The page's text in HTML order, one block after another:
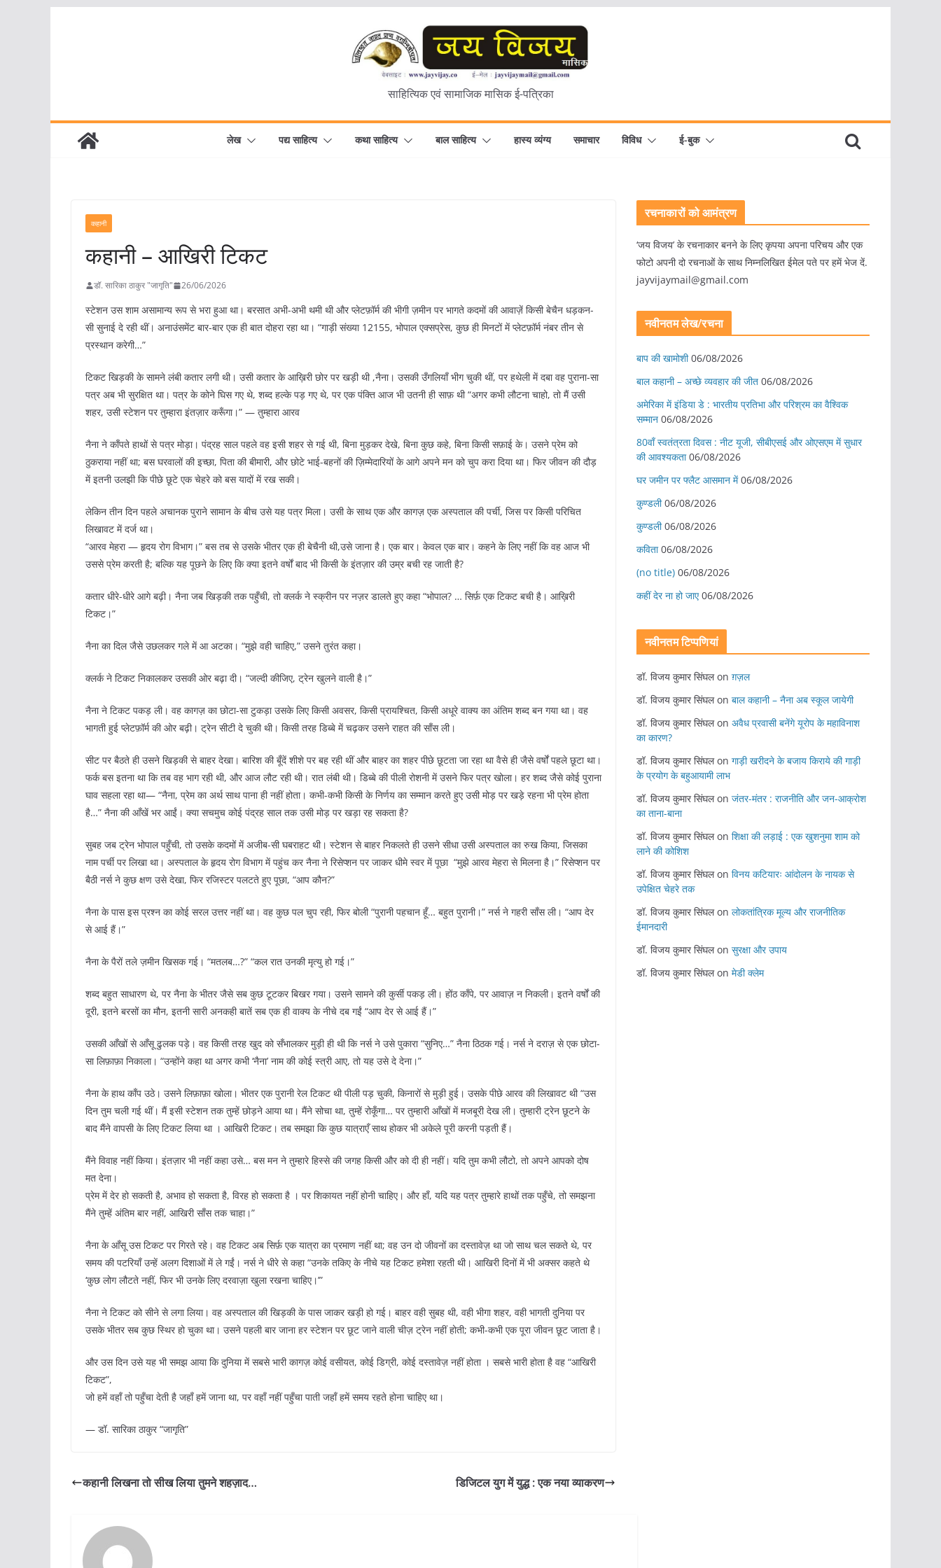
साहित्यिक एवं सामाजिक मासिक ई-पत्रिका
लेख पद्य साहित्य कथा साहित्य बाल साहित्य हास्य व्यंग्य समाचार विविध ई-बुक
कहानी
कहानी – आखिरी टिकट
डॉ. सारिका ठाकुर "जागृति" 26/06/2026
स्टेशन उस शाम असामान्य रूप से भरा हुआ था। बरसात अभी-अभी थमी थी और प्लेटफ़ॉर्म की भीगी ज़मीन पर भागते कदमों की आवाज़ें किसी बेचैन धड़कन-
सी सुनाई दे रही थीं। अनाउंसमेंट बार-बार एक ही बात दोहरा रहा था। “गाड़ी संख्या 12155, भोपाल एक्सप्रेस, कुछ ही मिनटों में प्लेटफ़ॉर्म नंबर तीन से
प्रस्थान करेगी…”
टिकट खिड़की के सामने लंबी कतार लगी थी। उसी कतार के आख़िरी छोर पर खड़ी थी ,नैना। उसकी उँगलियाँ भीग चुकी थीं, पर हथेली में दबा वह पुराना-सा
पत्र अब भी सुरक्षित था। पत्र के कोने घिस गए थे, शब्द हल्के पड़ गए थे, पर एक पंक्ति आज भी उतनी ही साफ़ थी “अगर कभी लौटना चाहो, तो मैं उसी
शहर, उसी स्टेशन पर तुम्हारा इंतज़ार करूँगा।” — तुम्हारा आरव
नैना ने काँपते हाथों से पत्र मोड़ा। पंद्रह साल पहले वह इसी शहर से गई थी, बिना मुड़कर देखे, बिना कुछ कहे, बिना किसी सफ़ाई के। उसने प्रेम को
ठुकराया नहीं था; बस घरवालों की इच्छा, पिता की बीमारी, और छोटे भाई-बहनों की ज़िम्मेदारियों के आगे अपने मन को चुप करा दिया था। फिर जीवन की दौड़
में इतनी उलझी कि पीछे छूटे एक चेहरे को बस यादों में रख सकी।
लेकिन तीन दिन पहले अचानक पुराने सामान के बीच उसे यह पत्र मिला। उसी के साथ एक और कागज़ एक अस्पताल की पर्ची, जिस पर किसी परिचित
लिखावट में दर्ज था।
“आरव मेहरा — हृदय रोग विभाग।” बस तब से उसके भीतर एक ही बेचैनी थी,उसे जाना है। एक बार। केवल एक बार। कहने के लिए नहीं कि वह आज भी
उससे प्रेम करती है; बल्कि यह पूछने के लिए कि क्या इतने वर्षों बाद भी किसी के इंतज़ार की उम्र बची रह जाती है?
कतार धीरे-धीरे आगे बढ़ी। नैना जब खिड़की तक पहुँची, तो क्लर्क ने स्क्रीन पर नज़र डालते हुए कहा “भोपाल? … सिर्फ़ एक टिकट बची है। आख़िरी
टिकट।”
नैना का दिल जैसे उछलकर गले में आ अटका। “मुझे वही चाहिए,” उसने तुरंत कहा।
क्लर्क ने टिकट निकालकर उसकी ओर बढ़ा दी। “जल्दी कीजिए, ट्रेन खुलने वाली है।”
नैना ने टिकट पकड़ ली। वह कागज़ का छोटा-सा टुकड़ा उसके लिए किसी अवसर, किसी प्रायश्चित, किसी अधूरे वाक्य का अंतिम शब्द बन गया था। वह
भागती हुई प्लेटफ़ॉर्म की ओर बढ़ी। ट्रेन सीटी दे चुकी थी। किसी तरह डिब्बे में चढ़कर उसने राहत की साँस ली।
सीट पर बैठते ही उसने खिड़की से बाहर देखा। बारिश की बूँदें शीशे पर बह रही थीं और बाहर का शहर पीछे छूटता जा रहा था वैसे ही जैसे वर्षों पहले छूटा था।
फर्क बस इतना था कि तब वह भाग रही थी, और आज लौट रही थी। रात लंबी थी। डिब्बे की पीली रोशनी में उसने फिर पत्र खोला। हर शब्द जैसे कोई पुराना
घाव सहला रहा था— “नैना, प्रेम का अर्थ साथ पाना ही नहीं होता। कभी-कभी किसी के निर्णय का सम्मान करते हुए उसी मोड़ पर खड़े रहना भी प्रेम होता
है…” नैना की आँखें भर आईं। क्या सचमुच कोई पंद्रह साल तक उसी मोड़ पर खड़ा रह सकता है?
सुबह जब ट्रेन भोपाल पहुँची, तो उसके कदमों में अजीब-सी घबराहट थी। स्टेशन से बाहर निकलते ही उसने सीधा उसी अस्पताल का रुख किया, जिसका
नाम पर्ची पर लिखा था। अस्पताल के हृदय रोग विभाग में पहुंच कर नैना ने रिसेप्शन पर जाकर धीमे स्वर में पूछा “मुझे आरव मेहरा से मिलना है।” रिसेप्शन पर
बैठी नर्स ने कुछ क्षण उसे देखा, फिर रजिस्टर पलटते हुए पूछा, “आप कौन?”
नैना के पास इस प्रश्न का कोई सरल उत्तर नहीं था। वह कुछ पल चुप रही, फिर बोली “पुरानी पहचान हूँ… बहुत पुरानी।” नर्स ने गहरी साँस ली। “आप देर
से आई हैं।”
नैना के पैरों तले ज़मीन खिसक गई। “मतलब…?” “कल रात उनकी मृत्यु हो गई।”
शब्द बहुत साधारण थे, पर नैना के भीतर जैसे सब कुछ टूटकर बिखर गया। उसने सामने की कुर्सी पकड़ ली। होंठ काँपे, पर आवाज़ न निकली। इतने वर्षों की
दूरी, इतने बरसों का मौन, इतनी सारी अनकही बातें सब एक ही वाक्य के नीचे दब गईं “आप देर से आई हैं।”
उसकी आँखों से आँसू ढुलक पड़े। वह किसी तरह खुद को सँभालकर मुड़ी ही थी कि नर्स ने उसे पुकारा “सुनिए…” नैना ठिठक गई। नर्स ने दराज़ से एक छोटा-
सा लिफ़ाफ़ा निकाला। “उन्होंने कहा था अगर कभी ‘नैना’ नाम की कोई स्त्री आए, तो यह उसे दे देना।”
नैना के हाथ काँप उठे। उसने लिफ़ाफ़ा खोला। भीतर एक पुरानी रेल टिकट थी पीली पड़ चुकी, किनारों से मुड़ी हुई। उसके पीछे आरव की लिखावट थी “उस
दिन तुम चली गई थीं। मैं इसी स्टेशन तक तुम्हें छोड़ने आया था। मैंने सोचा था, तुम्हें रोकूँगा… पर तुम्हारी आँखों में मजबूरी देख ली। तुम्हारी ट्रेन छूटने के
बाद मैंने वापसी के लिए टिकट लिया था । आखिरी टिकट। तब समझा कि कुछ यात्राएँ साथ होकर भी अकेले पूरी करनी पड़ती हैं।
मैंने विवाह नहीं किया। इंतज़ार भी नहीं कहा उसे… बस मन ने तुम्हारे हिस्से की जगह किसी और को दी ही नहीं। यदि तुम कभी लौटो, तो अपने आपको दोष
मत देना।
प्रेम में देर हो सकती है, अभाव हो सकता है, विरह हो सकता है । पर शिकायत नहीं होनी चाहिए। और हाँ, यदि यह पत्र तुम्हारे हाथों तक पहुँचे, तो समझना
मैंने तुम्हें अंतिम बार नहीं, आखिरी साँस तक चाहा।”
नैना के आँसू उस टिकट पर गिरते रहे। वह टिकट अब सिर्फ़ एक यात्रा का प्रमाण नहीं था; वह उन दो जीवनों का दस्तावेज़ था जो साथ चल सकते थे, पर
समय की पटरियाँ उन्हें अलग दिशाओं में ले गईं। नर्स ने धीरे से कहा “उनके तकिए के नीचे यह टिकट हमेशा रहती थी। आखिरी दिनों में भी अक्सर कहते थे
‘कुछ लोग लौटते नहीं, फिर भी उनके लिए दरवाज़ा खुला रखना चाहिए।’”
नैना ने टिकट को सीने से लगा लिया। वह अस्पताल की खिड़की के पास जाकर खड़ी हो गई। बाहर वही सुबह थी, वही भीगा शहर, वही भागती दुनिया पर
उसके भीतर सब कुछ स्थिर हो चुका था। उसने पहली बार जाना हर स्टेशन पर छूट जाने वाली चीज़ ट्रेन नहीं होती; कभी-कभी एक पूरा जीवन छूट जाता है।
और उस दिन उसे यह भी समझ आया कि दुनिया में सबसे भारी कागज़ कोई वसीयत, कोई डिग्री, कोई दस्तावेज़ नहीं होता । सबसे भारी होता है वह “आखिरी
टिकट”,
जो हमें वहाँ तो पहुँचा देती है जहाँ हमें जाना था, पर वहाँ नहीं पहुँचा पाती जहाँ हमें समय रहते होना चाहिए था।
— डॉ. सारिका ठाकुर “जागृति”
कहानी लिखना तो सीख लिया तुमने शहज़ाद… डिजिटल युग में युद्ध : एक नया व्याकरण
रचनाकारों को आमंत्रण
‘जय विजय’ के रचनाकार बनने के लिए कृपया अपना परिचय और एक
फोटो अपनी दो रचनाओं के साथ निम्नलिखित ईमेल पते पर हमें भेज दें.
jayvijaymail@gmail.com
नवीनतम लेख/रचना
बाप की खामोशी 06/08/2026
बाल कहानी – अच्छे व्यवहार की जीत 06/08/2026
अमेरिका में इंडिया डे : भारतीय प्रतिभा और परिश्रम का वैश्विक
सम्मान 06/08/2026
80वाँ स्वतंत्रता दिवस : नीट यूजी, सीबीएसई और ओएसएम में सुधार
की आवश्यकता 06/08/2026
घर जमीन पर फ्लैट आसमान में 06/08/2026
कुण्डली 06/08/2026
कुण्डली 06/08/2026
कविता 06/08/2026
(no title) 06/08/2026
कहीं देर ना हो जाए 06/08/2026
नवीनतम टिप्पणियां
डॉ. विजय कुमार सिंघलon ग़ज़ल
डॉ. विजय कुमार सिंघलon बाल कहानी – नैना अब स्कूल जायेगी
डॉ. विजय कुमार सिंघलon अवैध प्रवासी बनेंगे यूरोप के महाविनाश
का कारण?
डॉ. विजय कुमार सिंघलon गाड़ी खरीदने के बजाय किराये की गाड़ी
के प्रयोग के बहुआयामी लाभ
डॉ. विजय कुमार सिंघलon जंतर-मंतर : राजनीति और जन-आक्रोश
का ताना-बाना
डॉ. विजय कुमार सिंघलon शिक्षा की लड़ाई : एक खुशनुमा शाम को
लाने की कोशिश
डॉ. विजय कुमार सिंघलon विनय कटियारः आंदोलन के नायक से
उपेक्षित चेहरे तक
डॉ. विजय कुमार सिंघलon लोकतांत्रिक मूल्य और राजनीतिक
ईमानदारी
डॉ. विजय कुमार सिंघलon सुरक्षा और उपाय
डॉ. विजय कुमार सिंघलon मेडी क्लेम